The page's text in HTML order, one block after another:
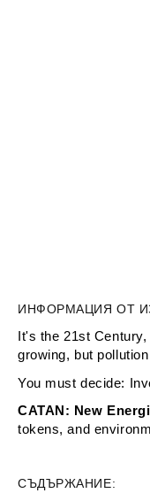
ИНФОРМАЦИЯ ОТ
It's the 21st
growing, but
You must decide:
CATAN: New
tokens, and
СЪДЪРЖАНИЕ: